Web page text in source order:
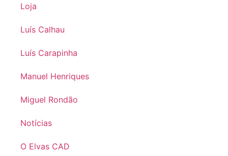
Loja
Luís Calhau
Luís Carapinha
Manuel Henriques
Miguel Rondão
Notícias
O Elvas CAD